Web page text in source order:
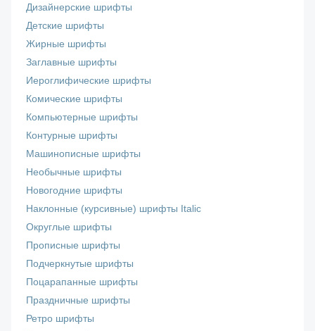
Дизайнерские шрифты
Детские шрифты
Жирные шрифты
Заглавные шрифты
Иероглифические шрифты
Комические шрифты
Компьютерные шрифты
Контурные шрифты
Машинописные шрифты
Необычные шрифты
Новогодние шрифты
Наклонные (курсивные) шрифты Italic
Округлые шрифты
Прописные шрифты
Подчеркнутые шрифты
Поцарапанные шрифты
Праздничные шрифты
Ретро шрифты